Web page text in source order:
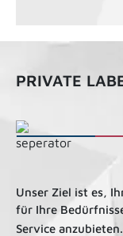
PRIVATE
Unser Ziel ist es,
für Ihre
Service anzubieten.